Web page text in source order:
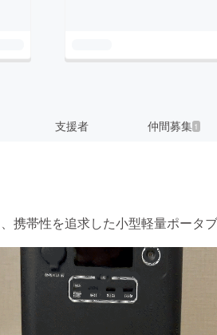
支援者 仲間募集 1
、携帯性を追求した小型軽量ポータブ